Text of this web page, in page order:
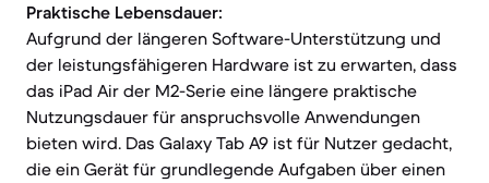
Praktische Lebensdauer:
Aufgrund der längeren Software-Unterstützung und
der leistungsfähigeren Hardware ist zu erwarten, dass
das iPad Air der M2-Serie eine längere praktische
Nutzungsdauer für anspruchsvolle Anwendungen
bieten wird. Das Galaxy Tab A9 ist für Nutzer gedacht,
die ein Gerät für grundlegende Aufgaben über einen